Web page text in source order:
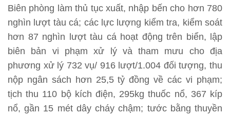
Biên phòng làm thủ tục xuất, nhập bến cho hơn 780
nghìn lượt tàu cá; các lực lượng kiểm tra, kiểm soát
hơn 87 nghìn lượt tàu cá hoạt động trên biển, lập
biên bản vi phạm xử lý và tham mưu cho địa
phương xử lý 732 vụ/ 916 lượt/1.004 đối tượng, thu
nộp ngân sách hơn 25,5 tỷ đồng về các vi phạm;
tịch thu 110 bộ kích điện, 295kg thuốc nổ, 367 kíp
nổ, gần 15 mét dây cháy chậm; tước bằng thuyền